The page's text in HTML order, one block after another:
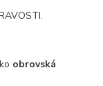
obrovská